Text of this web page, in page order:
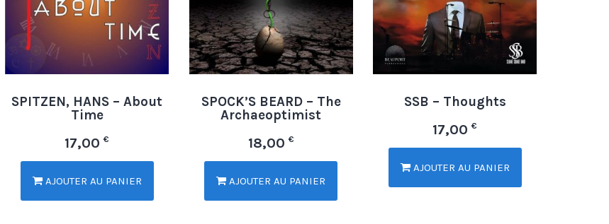
SPITZEN, HANS – About
Time
17,00 €
AJOUTER AU PANIER
SPOCK’S BEARD – The
Archaeoptimist
18,00 €
AJOUTER AU PANIER
SSB – Thoughts
17,00 €
AJOUTER AU PANIER